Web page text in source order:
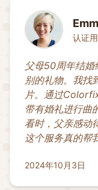
认证
父母50周年结婚
别的礼物。我找
片。通过
带有婚礼进行曲
看时，父亲感动
这个服务真的帮
2024年10月3日